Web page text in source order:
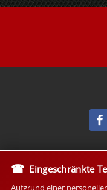
Eingeschränkte
Aufgrund einer